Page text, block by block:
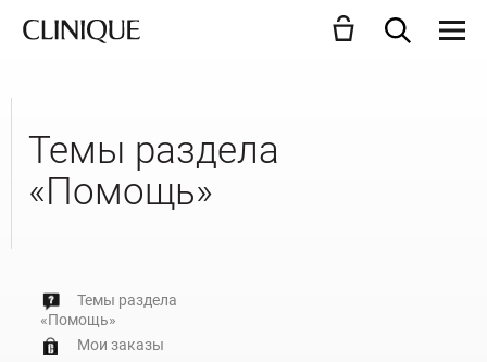
Темы раздела
«Помощь»
Темы раздела
«Помощь»
Мои заказы